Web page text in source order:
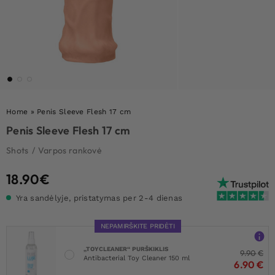
Home » Penis Sleeve Flesh 17 cm
Penis Sleeve Flesh 17 cm
Shots / Varpos rankovė
18.90€
Yra sandėlyje, pristatymas per 2-4 dienas
NEPAMIRŠKITE PRIDĖTI
„TOYCLEANER“ PURŠKIKLIS
Antibacterial Toy Cleaner 150 ml
9.90€
6.90 €